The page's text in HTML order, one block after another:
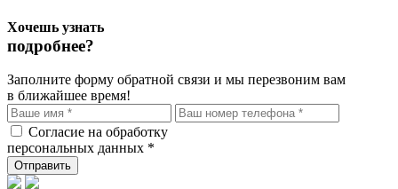
Хочешь узнать
подробнее?
Заполните форму обратной связи и мы перезвоним вам
в ближайшее время!
Согласие на обработку
персональных данных *
Отправить